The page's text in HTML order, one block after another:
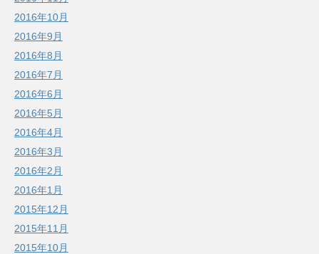
2016年10月
2016年9月
2016年8月
2016年7月
2016年6月
2016年5月
2016年4月
2016年3月
2016年2月
2016年1月
2015年12月
2015年11月
2015年10月